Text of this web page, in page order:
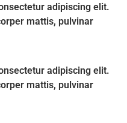
adipiscing elit.
mattis, pulvinar
adipiscing elit.
mattis, pulvinar